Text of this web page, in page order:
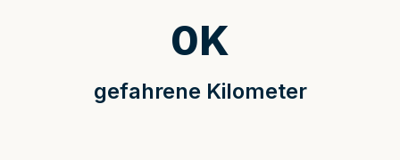
gefahrene Kilometer
0K